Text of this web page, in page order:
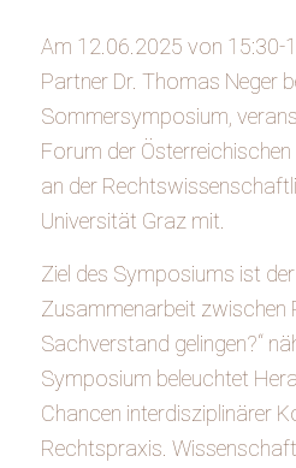
Am 12.06.2025 von 15:30-
Partner Dr. Thomas Neger
Sommersymposium,
Forum der
an der
Universität Graz mit.
Ziel des Symposiums ist der
Zusammenarbeit zwischen
Sachverstand gelingen?“
Symposium beleuchtet
Chancen interdisziplinärer
Rechtspraxis.